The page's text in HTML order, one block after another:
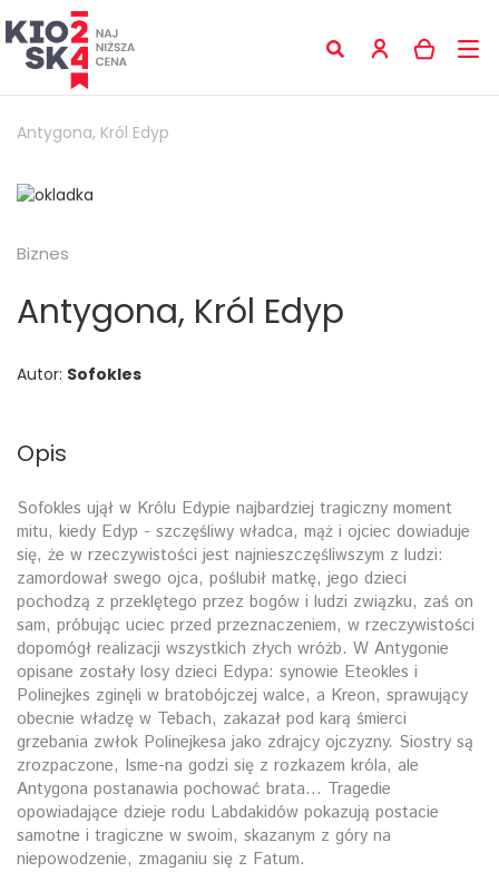
Antygona, Król Edyp
Biznes
Antygona, Król Edyp
Autor: Sofokles
Opis
Sofokles ujął w Królu Edypie najbardziej tragiczny moment
mitu, kiedy Edyp - szczęśliwy władca, mąż i ojciec dowiaduje
się, że w rzeczywistości jest najnieszczęśliwszym z ludzi:
zamordował swego ojca, poślubił matkę, jego dzieci
pochodzą z przeklętego przez bogów i ludzi związku, zaś on
sam, próbując uciec przed przeznaczeniem, w rzeczywistości
dopomógł realizacji wszystkich złych wróżb. W Antygonie
opisane zostały losy dzieci Edypa: synowie Eteokles i
Polinejkes zginęli w bratobójczej walce, a Kreon, sprawujący
obecnie władzę w Tebach, zakazał pod karą śmierci
grzebania zwłok Polinejkesa jako zdrajcy ojczyzny. Siostry są
zrozpaczone, Isme-na godzi się z rozkazem króla, ale
Antygona postanawia pochować brata... Tragedie
opowiadające dzieje rodu Labdakidów pokazują postacie
samotne i tragiczne w swoim, skazanym z góry na
niepowodzenie, zmaganiu się z Fatum.